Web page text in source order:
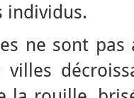
individus.
ne sont